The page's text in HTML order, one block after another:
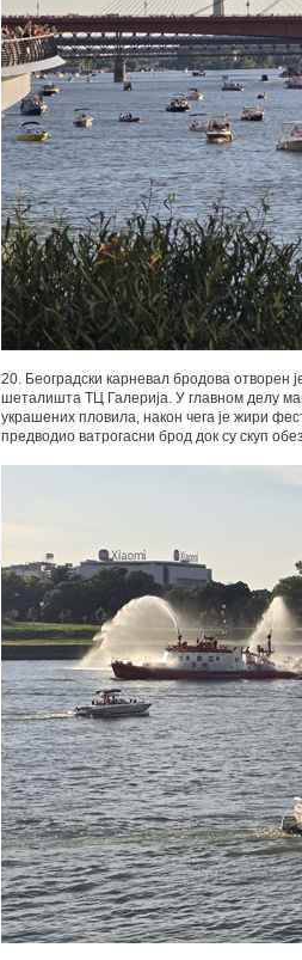
20. Београдски карневал бродова
шеталишта ТЦ Галерија. У главном делу
украшених пловила, након чега је жири
предводио ватрогасни брод док су скуп